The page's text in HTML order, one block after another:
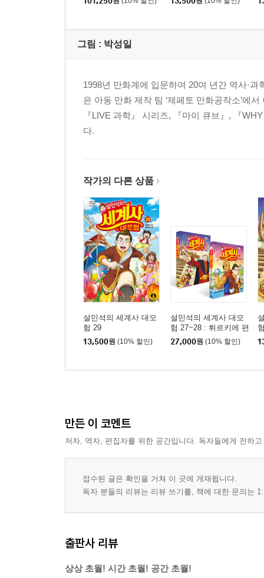
그림 : 박성일
1998년 만화계에 입문하여 20여 년간 역사·
은 아동 만화 제작 팀 ‘제페토 만화공작소’에
『LIVE 과학』 시리즈, 『마이 큐브』, 『
다.
작가의 다른 상품
설민석의 세계사 대모
험 29
13,500원 (10% 할인)
설민석의 세계사 대모
험 27~28 : 튀르키에 편
세트
27,000원 (10% 할인)
만든 이 코멘트
저자, 역자, 편집자를 위한 공간입니다. 독자들에게 전하
접수된 글은 확인을 거쳐 이 곳에 게재됩니다.
독자 분들의 리뷰는 리뷰 쓰기를, 책에 대한 문의는
출판사 리뷰
상상 초월! 시간 초월! 공간 초월!